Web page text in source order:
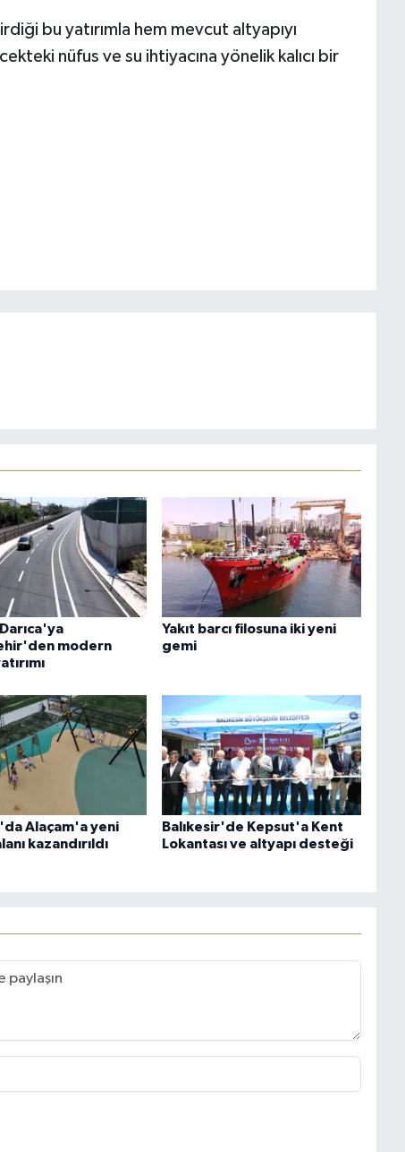
bu yatırımla hem mevcut altyapıyı
nüfus ve su ihtiyacına yönelik kalıcı bir
modern
Yakıt barcı filosuna iki yeni
gemi
Alaçam'a yeni
kazandırıldı
Balıkesir'de Kepsut'a Kent
Lokantası ve altyapı desteği